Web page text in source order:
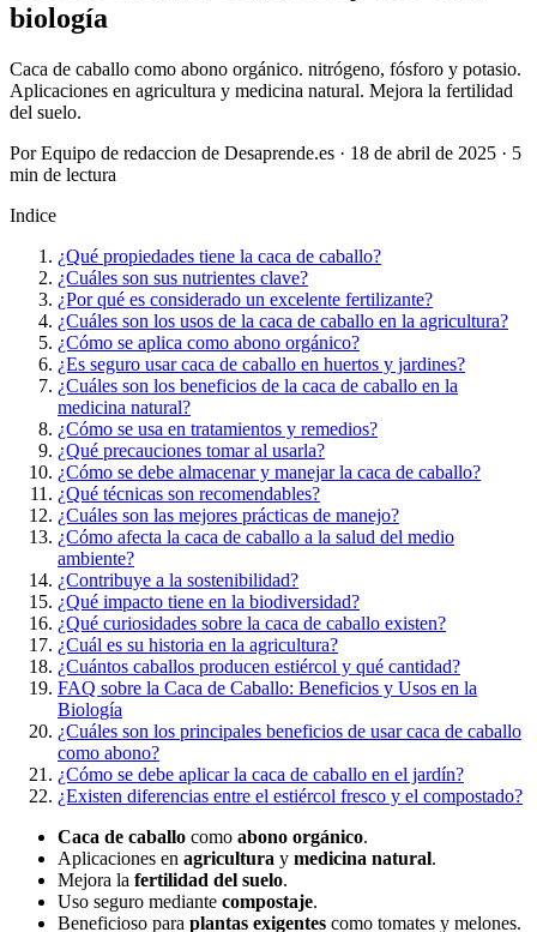
biología
Caca de caballo como abono orgánico. nitrógeno, fósforo y potasio.
Aplicaciones en agricultura y medicina natural. Mejora la fertilidad
del suelo.
Por Equipo de redaccion de Desaprende.es · 18 de abril de 2025 · 5
min de lectura
Indice
¿Qué propiedades tiene la caca de caballo?
¿Cuáles son sus nutrientes clave?
¿Por qué es considerado un excelente fertilizante?
¿Cuáles son los usos de la caca de caballo en la agricultura?
¿Cómo se aplica como abono orgánico?
¿Es seguro usar caca de caballo en huertos y jardines?
¿Cuáles son los beneficios de la caca de caballo en la
medicina natural?
¿Cómo se usa en tratamientos y remedios?
¿Qué precauciones tomar al usarla?
¿Cómo se debe almacenar y manejar la caca de caballo?
¿Qué técnicas son recomendables?
¿Cuáles son las mejores prácticas de manejo?
¿Cómo afecta la caca de caballo a la salud del medio
ambiente?
¿Contribuye a la sostenibilidad?
¿Qué impacto tiene en la biodiversidad?
¿Qué curiosidades sobre la caca de caballo existen?
¿Cuál es su historia en la agricultura?
¿Cuántos caballos producen estiércol y qué cantidad?
FAQ sobre la Caca de Caballo: Beneficios y Usos en la
Biología
¿Cuáles son los principales beneficios de usar caca de caballo
como abono?
¿Cómo se debe aplicar la caca de caballo en el jardín?
¿Existen diferencias entre el estiércol fresco y el compostado?
Caca de caballo como abono orgánico.
Aplicaciones en agricultura y medicina natural.
Mejora la fertilidad del suelo.
Uso seguro mediante compostaje.
Beneficioso para plantas exigentes como tomates y melones.